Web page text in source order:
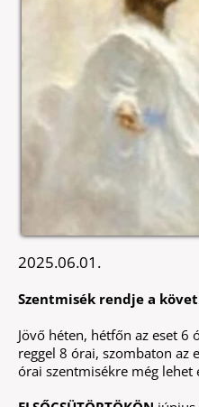
2025.06.01.
Szentmisék rendje a
Jövő héten, hétfőn az eset 6
reggel 8 órai, szombaton az
órai szentmisékre még lehet